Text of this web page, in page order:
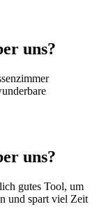
uns?
uns?
gutes Tool, um
und spart viel Zeit